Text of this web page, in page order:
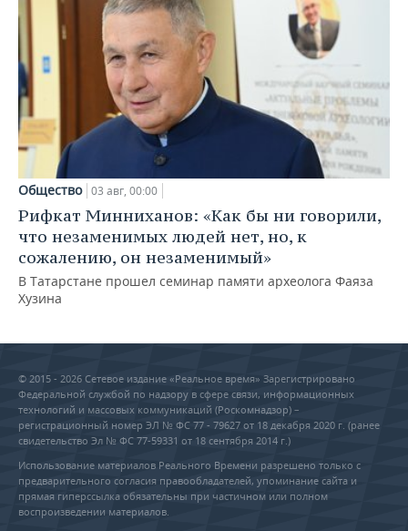
Общество 03 авг, 00:00
Рифкат Минниханов: «Как бы ни говорили,
что незаменимых людей нет, но, к
сожалению, он незаменимый»
В Татарстане прошел семинар памяти археолога Фаяза
Хузина
© 2015 - 2026 Сетевое издание «Реальное время» Зарегистрировано
Федеральной службой по надзору в сфере связи, информационных
технологий и массовых коммуникаций (Роскомнадзор) –
регистрационный номер ЭЛ № ФС 77 - 79627 от 18 декабря 2020 г. (ранее
свидетельство Эл № ФС 77-59331 от 18 сентября 2014 г.)
Использование материалов Реального Времени разрешено только с
предварительного согласия правообладателей, упоминание сайта и
прямая гиперссылка обязательны при частичном или полном
воспроизведении материалов.